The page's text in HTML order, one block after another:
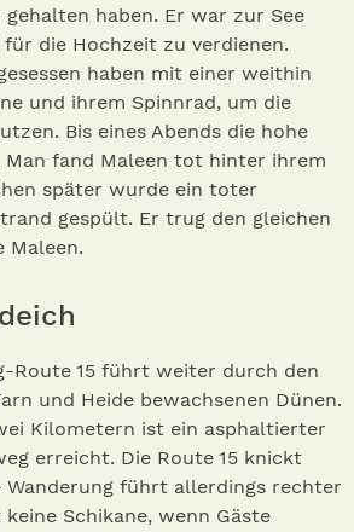
gehalten haben. Er war zur See
die Hochzeit zu verdienen.
haben mit einer weithin
und ihrem Spinnrad, um die
Bis eines Abends die hohe
Man fand Maleen tot hinter ihrem
später wurde ein toter
gespült. Er trug den gleichen
Maleen.
Route 15 führt weiter durch den
und Heide bewachsenen Dünen.
Kilometern ist ein asphaltierter
erreicht. Die Route 15 knickt
Wanderung führt allerdings rechter
Schikane, wenn Gäste